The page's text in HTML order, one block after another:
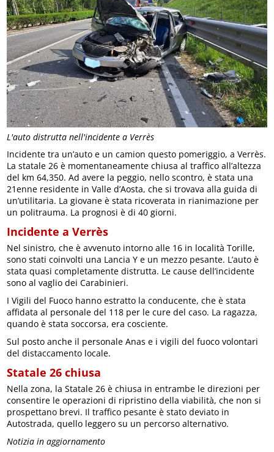
L'auto distrutta nell'incidente a Verrès
Incidente tra un’auto e un camion questo pomeriggio, a Verrès.
La statale 26 è momentaneamente chiusa al traffico all’altezza
del km 64,350. Ad avere la peggio, nello scontro, è stata una
21enne residente in Valle d’Aosta, che si trovava alla guida di
un’utilitaria. La giovane è stata ricoverata in rianimazione per
un politrauma. La prognosi è di 40 giorni.
Incidente a Verrès
Nel sinistro, che è avvenuto intorno alle 16 in località Torille,
sono stati coinvolti una Lancia Y e un mezzo pesante. L’auto è
stata quasi completamente distrutta. Le cause dell’incidente
sono al vaglio dei Carabinieri.
I Vigili del Fuoco hanno estratto la conducente, che è stata
affidata al personale del 118 per le cure del caso. La ragazza,
quando è stata soccorsa, era cosciente.
Sul posto anche il personale Anas e i vigili del fuoco volontari
del distaccamento locale.
Statale 26 chiusa
Nella zona, la Statale 26 è chiusa in entrambe le direzioni per
consentire le operazioni di ripristino della viabilità, che non si
prospettano brevi. Il traffico pesante è stato deviato in
Autostrada, quello leggero su un percorso alternativo.
Notizia in aggiornamento